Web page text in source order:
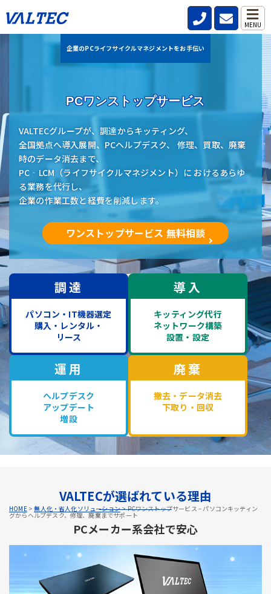
MENU
HOME>無人化・省人化ソリューション>PCワンストップサービス – パソコンキッティン
グからヘルプデスク、修理、廃棄までサポート
企業のPCライフサイクルマネジメントをお手伝い
PCワンストップサービス
VALTECグループが、調達からキッティング、
全国拠点へ導入展開、PCヘルプデスク、 修理、買取、廃棄
時のデータ消去まで、
PC‐LCM（ライフサイクルマネジメント）に おけるあらゆ
る業務を代行し、
企業の作業工数と経費を削減します。
ワンストップサービス 無料相談
調達
パソコン・IT機器選定
購入・レンタル・
リース
導入
キッティング代行
ネットワーク構築
設置・設定
運用
ヘルプデスク
アップデート
増設
廃棄
撤去・データ消去
下取り・回収
VALTECが選ばれている理由
PCメーカー系会社で安心